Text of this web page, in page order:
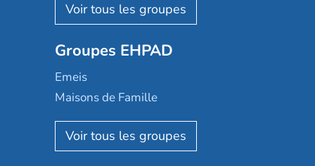
Les Résidentiels
Mobicap
Domusvi
Happy Senior
Aquarelia
Nexity edenea
Groupes EHPAD
Emeis
Maisons de Famille
Korian
Emera